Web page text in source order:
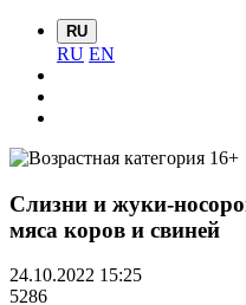
RU
RU EN
Слизни и жуки-
мяса коров и свиней
24.10.2022 15:25
5286